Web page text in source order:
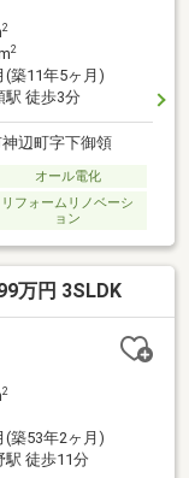
2
2
(築11年5ヶ月)
駅 徒歩3分
辺町字下御領
オール電化
リフォームリノベーシ
ョン
万円 3SLDK
2
(築53年2ヶ月)
駅 徒歩11分